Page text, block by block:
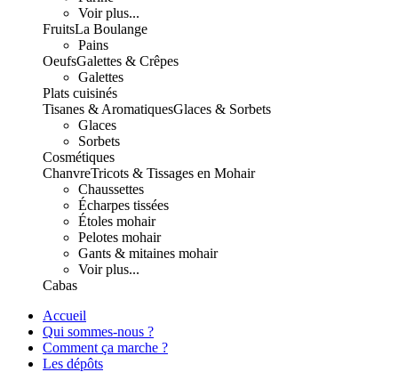
Voir plus...
FruitsLa Boulange
Pains
OeufsGalettes & Crêpes
Galettes
Plats cuisinés
Tisanes & AromatiquesGlaces & Sorbets
Glaces
Sorbets
Cosmétiques
ChanvreTricots & Tissages en Mohair
Chaussettes
Écharpes tissées
Étoles mohair
Pelotes mohair
Gants & mitaines mohair
Voir plus...
Cabas
Accueil
Qui sommes-nous ?
Comment ça marche ?
Les dépôts